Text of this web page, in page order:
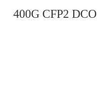
400G CFP2 DCO